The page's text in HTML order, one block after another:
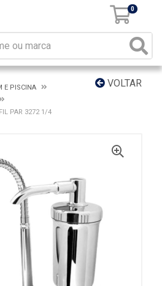
0
VOLTAR
E PISCINA
PAR 3272 1/4